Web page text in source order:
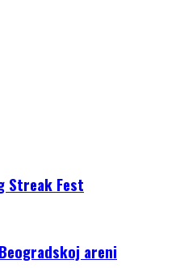
Streak Fest
areni